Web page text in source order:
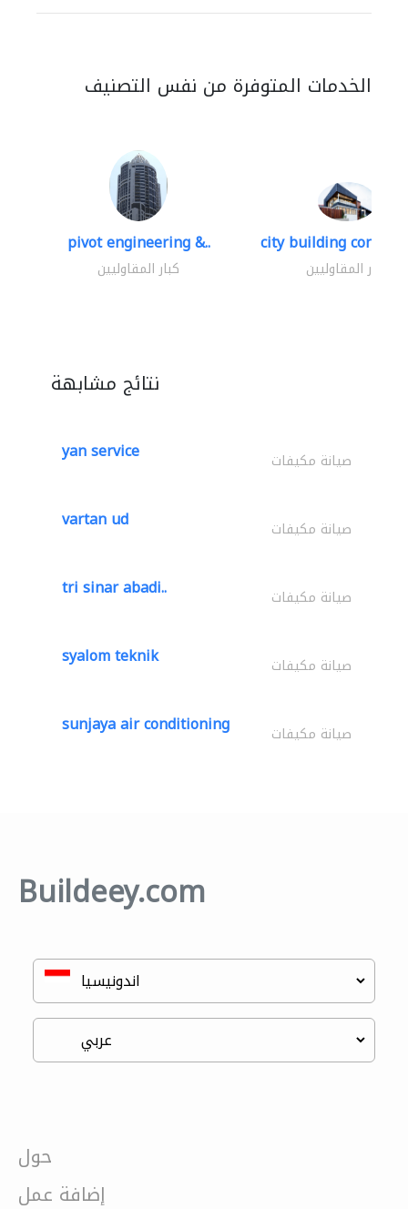
الخدمات المتوفرة من نفس التصنيف
pivot engineering &..
كبار المقاوليين
city building
كبار المقاوليين
نتائج مشابهة
yan service صيانة مكيفات
vartan ud صيانة مكيفات
tri sinar abadi.. صيانة مكيفات
syalom teknik صيانة مكيفات
sunjaya air conditioning صيانة مكيفات
Buildeey.com
حول
إضافة عمل